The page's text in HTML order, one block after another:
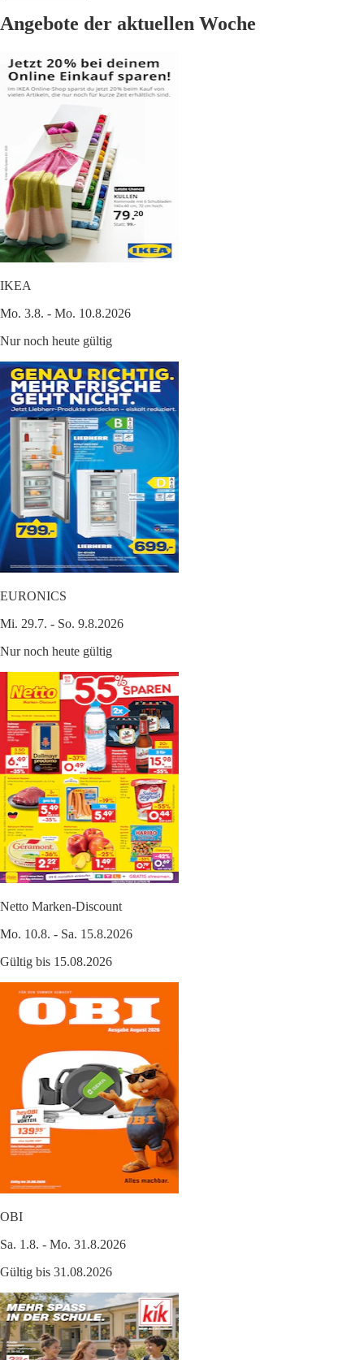
Angebote der aktuellen Woche
IKEA
Mo. 3.8. - Mo. 10.8.2026
Nur noch heute gültig
EURONICS
Mi. 29.7. - So. 9.8.2026
Nur noch heute gültig
Netto Marken-Discount
Mo. 10.8. - Sa. 15.8.2026
Gültig bis 15.08.2026
OBI
Sa. 1.8. - Mo. 31.8.2026
Gültig bis 31.08.2026